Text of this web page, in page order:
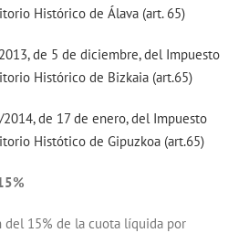
Histórico de Álava (art. 65)
de 5 de diciembre, del Impuesto
Histórico de Bizkaia (art.65)
de 17 de enero, del Impuesto
Histótico de Gipuzkoa (art.65)
del 15% de la cuota líquida por